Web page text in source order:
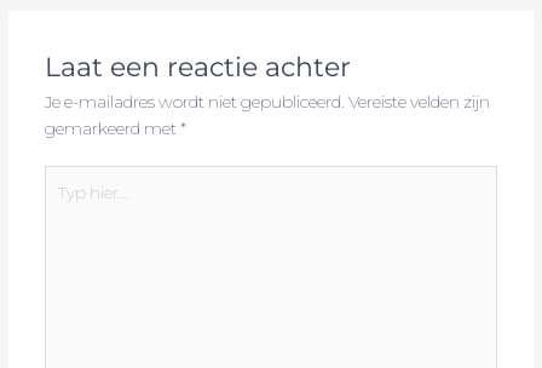
Laat een reactie achter
Je e-mailadres wordt niet gepubliceerd. Vereiste velden zijn
gemarkeerd met *
hier...